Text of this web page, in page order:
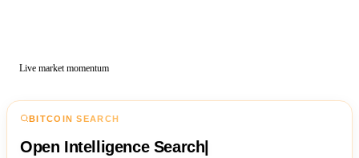
Live market momentum
BITCOIN SEARCH
Open Intelligence Search